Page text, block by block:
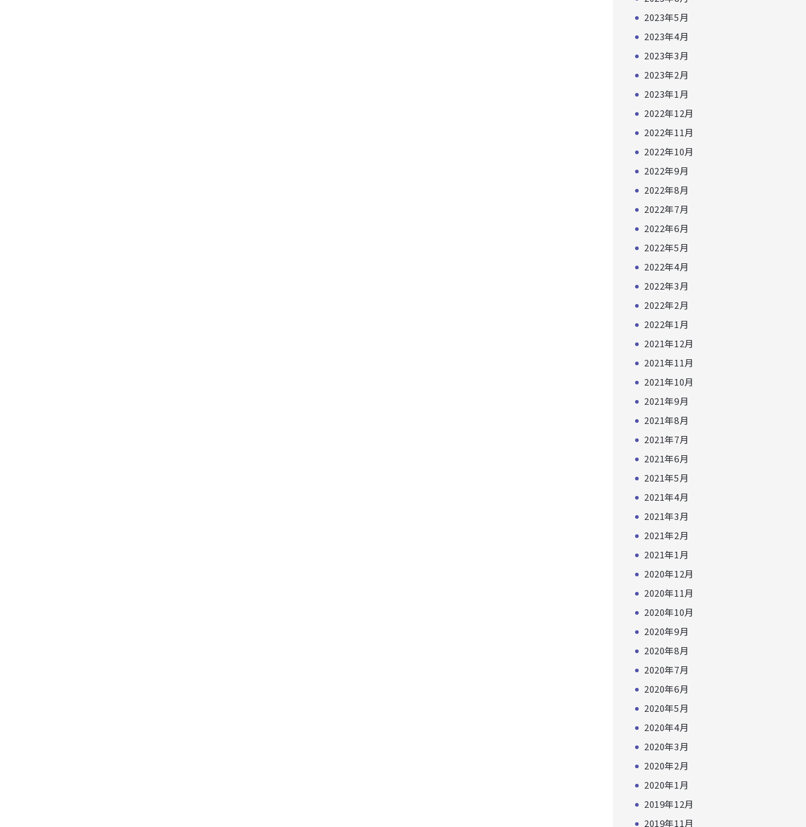
2023年5月
2023年4月
2023年3月
2023年2月
2023年1月
2022年12月
2022年11月
2022年10月
2022年9月
2022年8月
2022年7月
2022年6月
2022年5月
2022年4月
2022年3月
2022年2月
2022年1月
2021年12月
2021年11月
2021年10月
2021年9月
2021年8月
2021年7月
2021年6月
2021年5月
2021年4月
2021年3月
2021年2月
2021年1月
2020年12月
2020年11月
2020年10月
2020年9月
2020年8月
2020年7月
2020年6月
2020年5月
2020年4月
2020年3月
2020年2月
2020年1月
2019年12月
2019年11月